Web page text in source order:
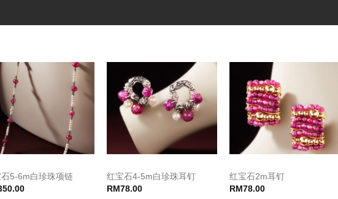
5-6m白珍珠项链
红宝石4-5m白珍珠耳钉
RM78.00
红宝石2m耳钉
RM78.00